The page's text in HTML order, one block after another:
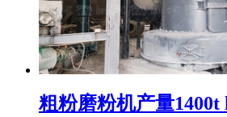
粗粉磨粉机产量1400t